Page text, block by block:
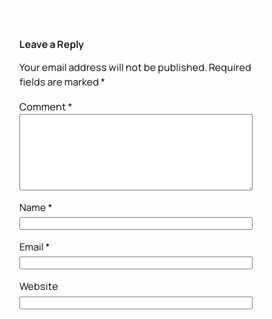
Leave a Reply
Your email address will not be published. Required
fields are marked*
Comment*
Name*
Email*
Website